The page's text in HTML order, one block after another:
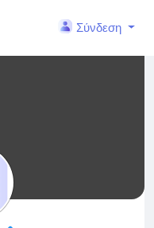
Σύνδεση